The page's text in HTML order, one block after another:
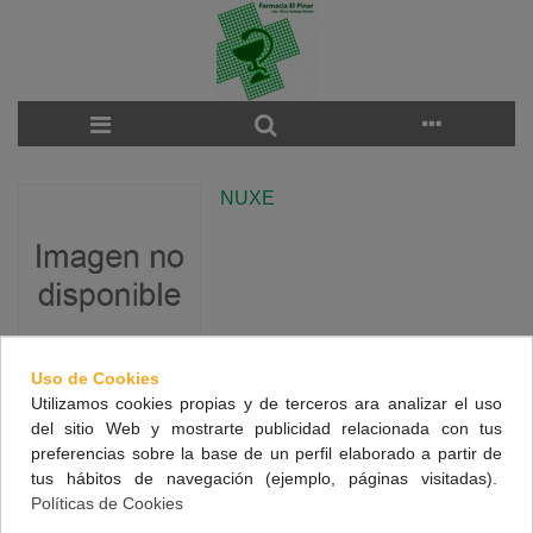
NUXE
There are no products on the category.
NUESTRA FARMACIA
Uso de Cookies
Utilizamos cookies propias y de terceros ara analizar el uso
del sitio Web y mostrarte publicidad relacionada con tus
preferencias sobre la base de un perfil elaborado a partir de
tus hábitos de navegación (ejemplo, páginas visitadas).
Políticas de Cookies